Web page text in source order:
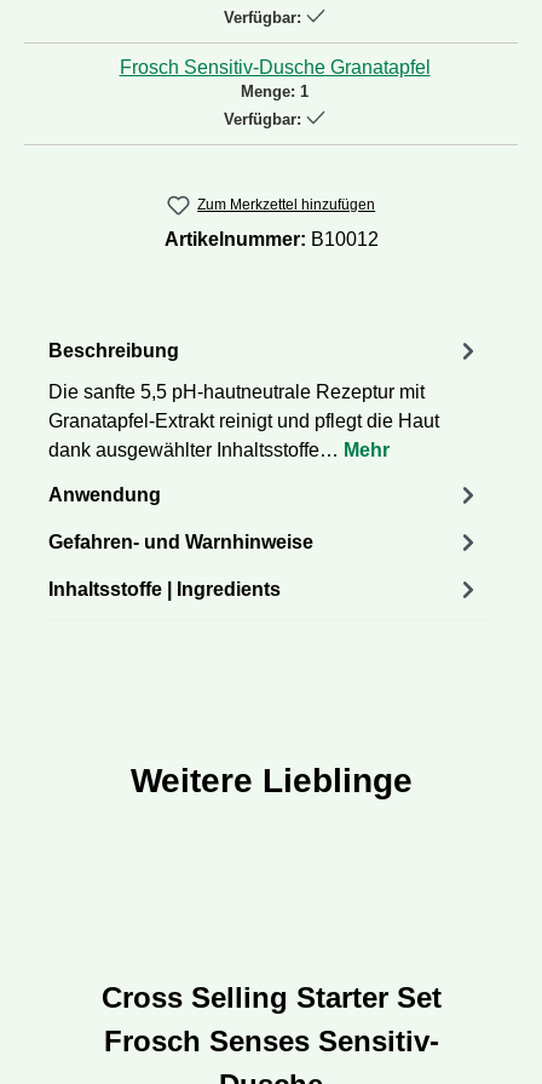
Verfügbar:
Frosch Sensitiv-Dusche Granatapfel
Menge: 1
Verfügbar:
Zum Merkzettel hinzufügen
Artikelnummer: B10012
Beschreibung
Die sanfte 5,5 pH-hautneutrale Rezeptur mit
Granatapfel-Extrakt reinigt und pflegt die Haut
dank ausgewählter Inhaltsstoffe… Mehr
Anwendung
Gefahren- und Warnhinweise
Inhaltsstoffe | Ingredients
Weitere Lieblinge
Produktgalerie überspringen
Cross Selling Starter Set
Frosch Senses Sensitiv-